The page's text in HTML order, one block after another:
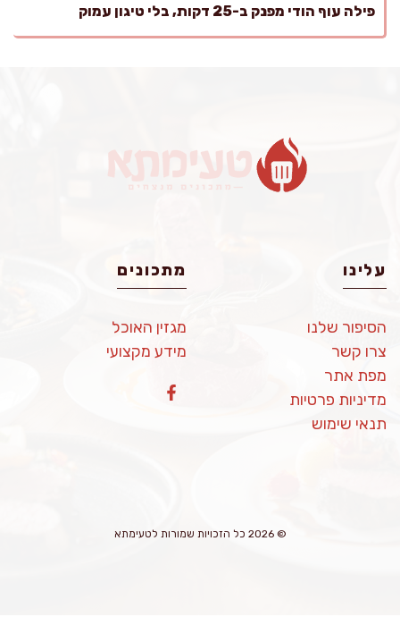
פילה עוף הודי מפנק ב-25 דקות, בלי טיגון עמוק
עלינו
הסיפור שלנו
צרו קשר
מפת אתר
מדיניות פרטיות
תנאי שימוש
מתכונים
מגזין האוכל
מידע מקצועי
© 2026 כל הזכויות שמורות לטעימתא